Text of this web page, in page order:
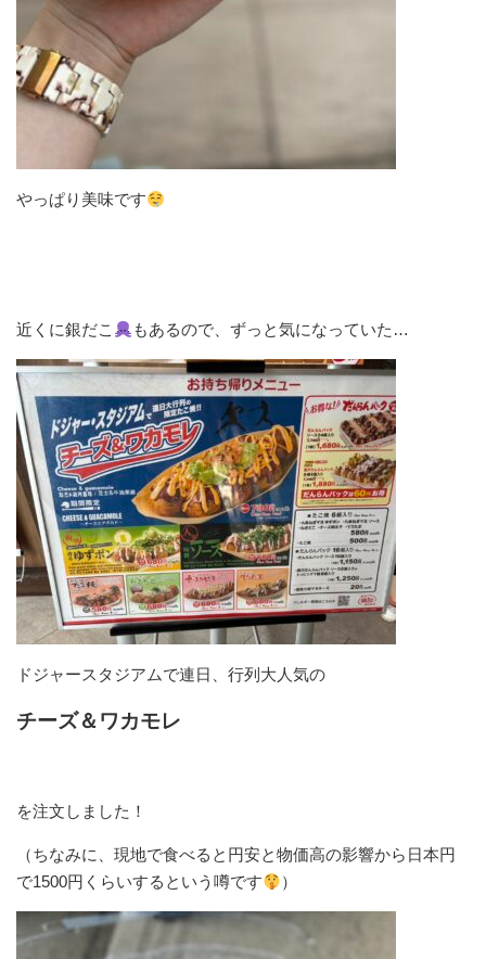
やっぱり美味です
近くに銀だこ もあるので、ずっと気になっていた…
ドジャースタジアムで連日、行列大人気の
チーズ＆ワカモレ
を注文しました！
（ちなみに、現地で食べると円安と物価高の影響から日本円
で1500円くらいするという噂です
）